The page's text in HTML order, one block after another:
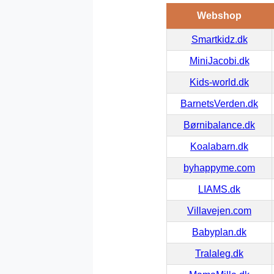
Webshop
Smartkidz.dk
MiniJacobi.dk
Kids-world.dk
BarnetsVerden.dk
Børnibalance.dk
Koalabarn.dk
byhappyme.com
LIAMS.dk
Villavejen.com
Babyplan.dk
Tralaleg.dk